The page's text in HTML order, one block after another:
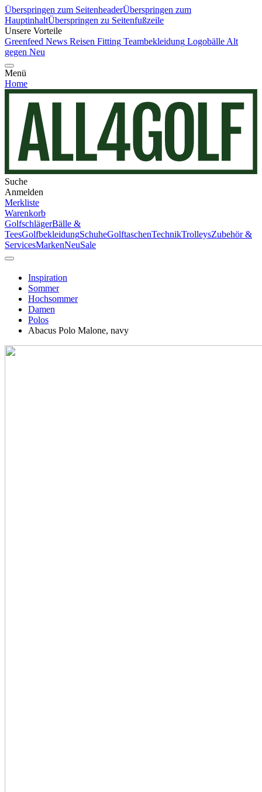
Überspringen zum SeitenheaderÜberspringen zum
HauptinhaltÜberspringen zu Seitenfußzeile
Unsere Vorteile
Greenfeed News Reisen Fitting Teambekleidung Logobälle Alt
gegen Neu
Menü
Home
Suche
Anmelden
Merkliste
Warenkorb
GolfschlägerBälle &
TeesGolfbekleidungSchuheGolftaschenTechnikTrolleysZubehör &
ServicesMarkenNeuSale
Inspiration
Sommer
Hochsommer
Damen
Polos
Abacus Polo Malone, navy